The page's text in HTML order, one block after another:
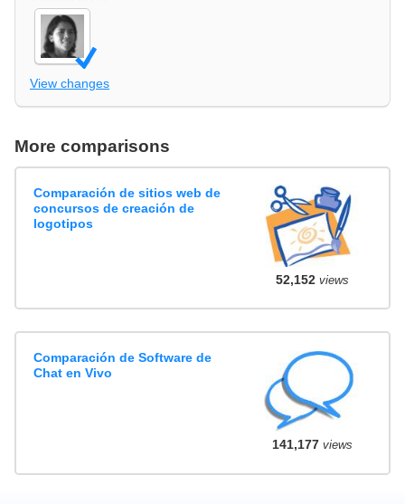
View changes
More comparisons
Comparación de sitios web de
concursos de creación de
logotipos
52,152views
Comparación de Software de
Chat en Vivo
141,177views